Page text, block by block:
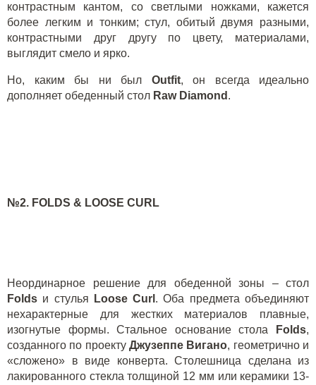
контрастным кантом, со светлыми ножками, кажется
более легким и тонким; стул, обитый двумя разными,
контрастными друг другу по цвету, материалами,
выглядит смело и ярко.
Но, каким бы ни был Outfit, он всегда идеально
дополняет обеденный стол Raw Diamond .
№2. FOLDS & LOOSE CURL
Неординарное решение для обеденной зоны – стол
Folds и стулья Loose Curl . Оба предмета объединяют
нехарактерные для жестких материалов плавные,
изогнутые формы. Стальное основание стола
Folds,
созданного по проекту Джузеппе Вигано, геометрично и
«сложено» в виде конверта. Столешница сделана из
лакированного стекла толщиной 12 мм или керамики 13-